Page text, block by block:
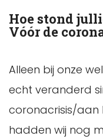
Hoe stond
Vóór de
Alleen bij onze
echt veranderd
coronacrisis/aan
hadden wij nog